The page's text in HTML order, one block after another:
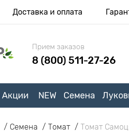
Доставка и оплата
Прием заказов
8 (800) 511-27-26
Акции NEW Семена
Семена Томат Томат